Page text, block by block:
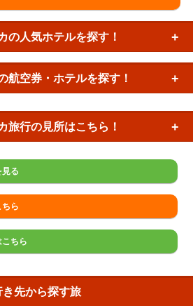
の人気ホテルを探す！
航空券・ホテルを探す！
旅行の見所はこちら！
る
ら
ちら
き先から探す旅